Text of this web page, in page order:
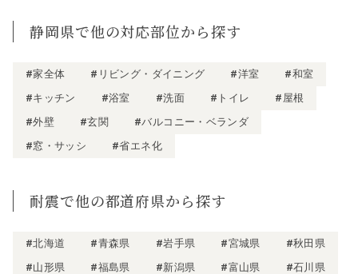
静岡県で他の対応部位から探す
#家全体 #リビング・ダイニング #洋室
#和室
#キッチン
#浴室 #洗面 #トイレ
#屋根
#外壁
#玄関
#バルコニー・ベランダ
#窓・サッシ
#省エネ化
耐震で他の都道府県から探す
#北海道 #青森県 #岩手県 #宮城県
#秋田県
#山形県
#福島県 #新潟県 #富山県
#石川県